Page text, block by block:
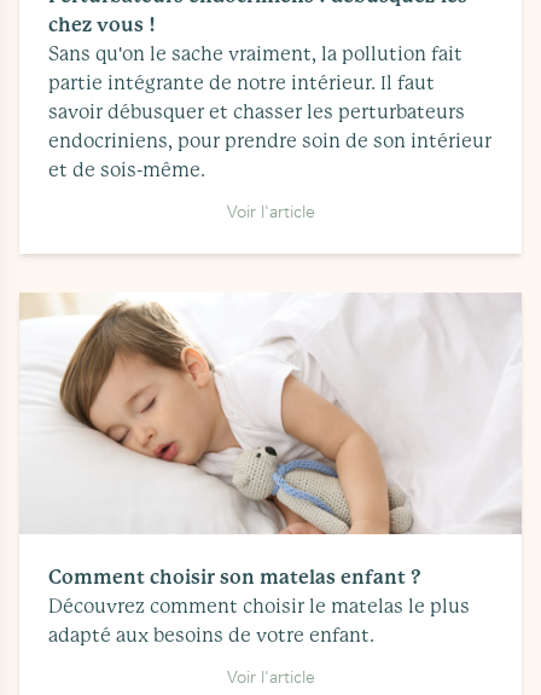
chez vous !
Sans qu'on le sache vraiment, la pollution fait
partie intégrante de notre intérieur. Il faut
savoir débusquer et chasser les perturbateurs
endocriniens, pour prendre soin de son intérieur
et de sois-même.
Voir l'article
Comment choisir son matelas enfant ?
Découvrez comment choisir le matelas le plus
adapté aux besoins de votre enfant.
Voir l'article